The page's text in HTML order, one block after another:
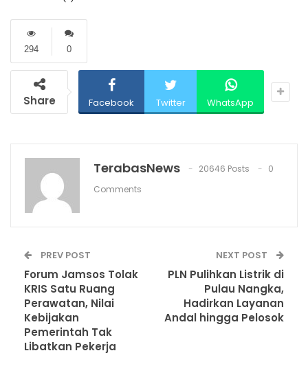
0
294
Share Facebook Twitter WhatsApp
TerabasNews 20646 Posts
0
Comments
PREV POST
Forum Jamsos Tolak
KRIS Satu Ruang
Perawatan, Nilai
Kebijakan
Pemerintah Tak
Libatkan Pekerja
NEXT POST
PLN Pulihkan Listrik di
Pulau Nangka,
Hadirkan Layanan
Andal hingga Pelosok